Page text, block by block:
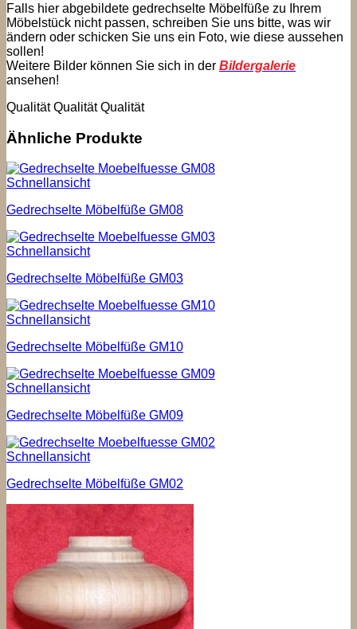
Falls hier abgebildete gedrechselte Möbelfüße zu Ihrem
Möbelstück nicht passen, schreiben Sie uns bitte, was wir
ändern oder schicken Sie uns ein Foto, wie diese aussehen
sollen!
Weitere Bilder können Sie sich in der Bildergalerie
ansehen!
Qualität Qualität Qualität
Ähnliche Produkte
Schnellansicht
Gedrechselte Möbelfüße GM08
Schnellansicht
Gedrechselte Möbelfüße GM03
Schnellansicht
Gedrechselte Möbelfüße GM10
Schnellansicht
Gedrechselte Möbelfüße GM09
Schnellansicht
Gedrechselte Möbelfüße GM02